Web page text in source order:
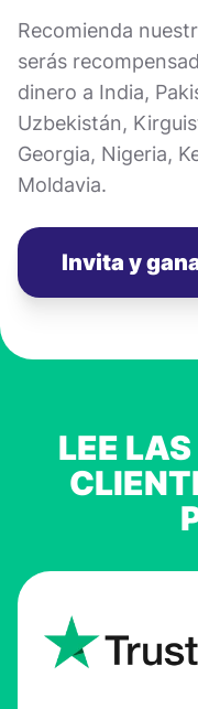
Recomienda
serás
dinero a India,
Uzbekistán,
Georgia, Nigeria,
Moldavia.
Invita y
LEE